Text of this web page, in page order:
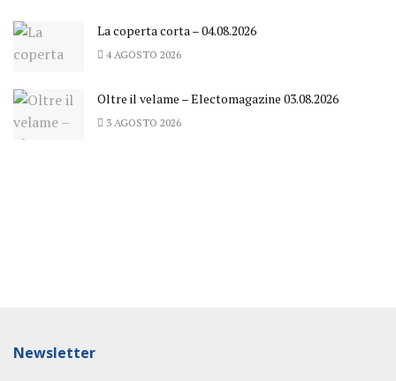
La coperta corta – 04.08.2026
4 AGOSTO 2026
Oltre il velame – Electomagazine 03.08.2026
3 AGOSTO 2026
Newsletter